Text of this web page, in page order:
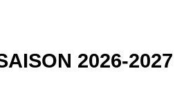
2026-2027